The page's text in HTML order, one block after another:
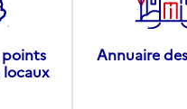
Annuaire